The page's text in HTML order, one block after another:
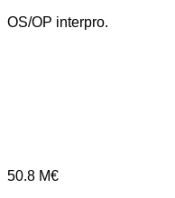
OS/OP interpro.
50.8 M€